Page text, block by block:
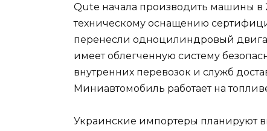
Qute начала производить машины в
техническому оснащению
перенесли одноцилиндровый
имеет облегченную систему
внутренних перевозок и служб
Миниавтомобиль работает на
Украинские импортеры планируют